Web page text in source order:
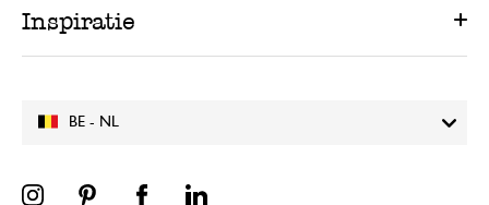
BE - NL
Inspiratie